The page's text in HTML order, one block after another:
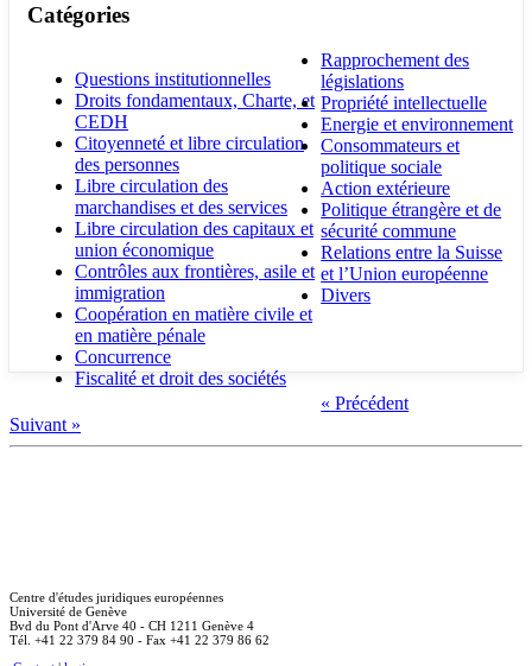
Catégories
Questions institutionnelles
Droits fondamentaux, Charte, et
CEDH
Citoyenneté et libre circulation
des personnes
Libre circulation des
marchandises et des services
Libre circulation des capitaux et
union économique
Contrôles aux frontières, asile et
immigration
Coopération en matière civile et
en matière pénale
Concurrence
Fiscalité et droit des sociétés
Rapprochement des
législations
Propriété intellectuelle
Energie et environnement
Consommateurs et
politique sociale
Action extérieure
Politique étrangère et de
sécurité commune
Relations entre la Suisse
et l’Union européenne
Divers
« Précédent
Suivant »
Centre d'études juridiques européennes
Université de Genève
Bvd du Pont d'Arve 40 - CH 1211 Genève 4
Tél. +41 22 379 84 90 - Fax +41 22 379 86 62